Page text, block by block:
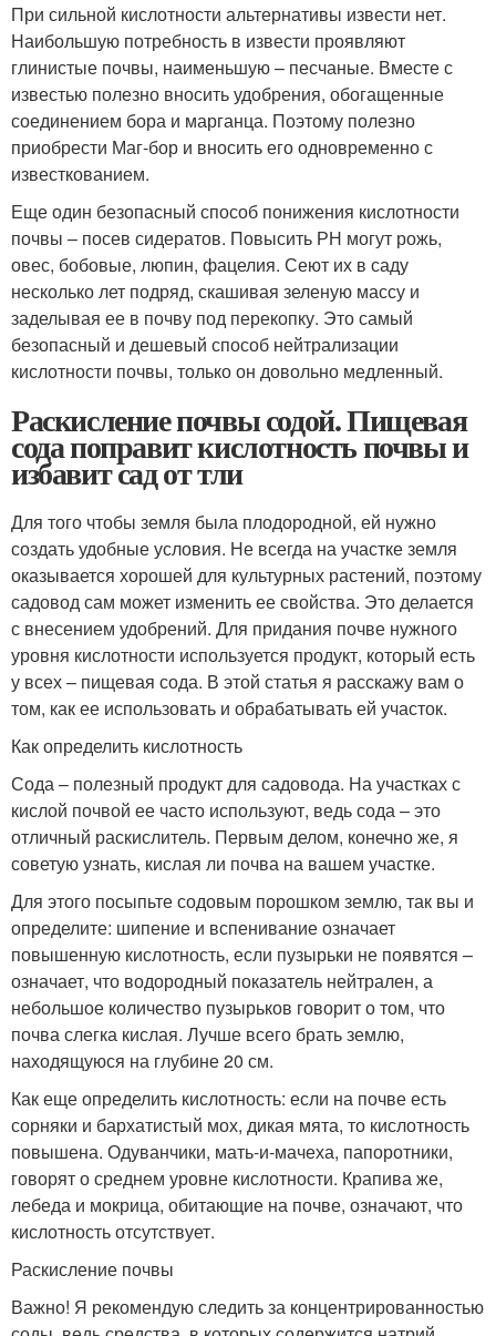
При сильной кислотности альтернативы извести нет.
Наибольшую потребность в извести проявляют
глинистые почвы, наименьшую – песчаные. Вместе с
известью полезно вносить удобрения, обогащенные
соединением бора и марганца. Поэтому полезно
приобрести Маг-бор и вносить его одновременно с
известкованием.
Еще один безопасный способ понижения кислотности
почвы – посев сидератов. Повысить РН могут рожь,
овес, бобовые, люпин, фацелия. Сеют их в саду
несколько лет подряд, скашивая зеленую массу и
заделывая ее в почву под перекопку. Это самый
безопасный и дешевый способ нейтрализации
кислотности почвы, только он довольно медленный.
Раскисление почвы содой. Пищевая
сода поправит кислотность почвы и
избавит сад от тли
Для того чтобы земля была плодородной, ей нужно
создать удобные условия. Не всегда на участке земля
оказывается хорошей для культурных растений, поэтому
садовод сам может изменить ее свойства. Это делается
с внесением удобрений. Для придания почве нужного
уровня кислотности используется продукт, который есть
у всех – пищевая сода. В этой статья я расскажу вам о
том, как ее использовать и обрабатывать ей участок.
Как определить кислотность
Сода – полезный продукт для садовода. На участках с
кислой почвой ее часто используют, ведь сода – это
отличный раскислитель. Первым делом, конечно же, я
советую узнать, кислая ли почва на вашем участке.
Для этого посыпьте содовым порошком землю, так вы и
определите: шипение и вспенивание означает
повышенную кислотность, если пузырьки не появятся –
означает, что водородный показатель нейтрален, а
небольшое количество пузырьков говорит о том, что
почва слегка кислая. Лучше всего брать землю,
находящуюся на глубине 20 см.
Как еще определить кислотность: если на почве есть
сорняки и бархатистый мох, дикая мята, то кислотность
повышена. Одуванчики, мать-и-мачеха, папоротники,
говорят о среднем уровне кислотности. Крапива же,
лебеда и мокрица, обитающие на почве, означают, что
кислотность отсутствует.
Раскисление почвы
Важно! Я рекомендую следить за концентрированностью